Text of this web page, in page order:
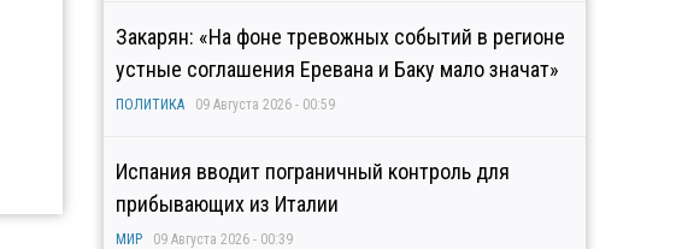
Закарян: «На фоне тревожных событий в регионе
устные соглашения Еревана и Баку мало значат»
ПОЛИТИКА 09 Августа 2026 - 00:59
Испания вводит пограничный контроль для
прибывающих из Италии
МИР 09 Августа 2026 - 00:39